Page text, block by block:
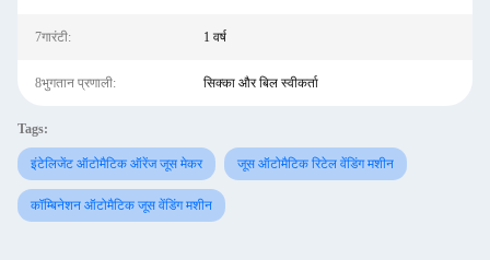
7गारंटी: 1 वर्ष
8भुगतान प्रणाली: सिक्का और बिल स्वीकर्ता
Tags:
इंटेलिजेंट ऑटोमैटिक ऑरेंज जूस मेकर जूस ऑटोमैटिक रिटेल वेंडिंग मशीन
कॉम्बिनेशन ऑटोमैटिक जूस वेंडिंग मशीन